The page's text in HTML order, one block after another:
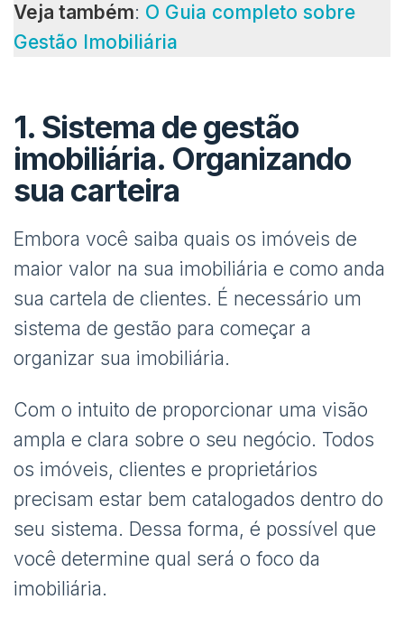
Veja também: O Guia completo sobre
Gestão Imobiliária
1. Sistema de gestão
imobiliária. Organizando
sua carteira
Embora você saiba quais os imóveis de
maior valor na sua imobiliária e como anda
sua cartela de clientes. É necessário um
sistema de gestão para começar a
organizar sua imobiliária.
Com o intuito de proporcionar uma visão
ampla e clara sobre o seu negócio. Todos
os imóveis, clientes e proprietários
precisam estar bem catalogados dentro do
seu sistema. Dessa forma, é possível que
você determine qual será o foco da
imobiliária.